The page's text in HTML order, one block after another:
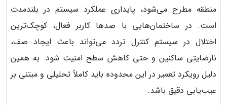
منطقه مطرح می‌شود، پایداری عملکرد سیستم در بلندمدت
است. در ساختمان‌هایی با صدها کاربر فعال، کوچک‌ترین
اختلال در سیستم کنترل تردد می‌تواند باعث ایجاد صف،
نارضایتی ساکنین و حتی کاهش سطح امنیت شود. به همین
دلیل رویکرد تعمیر در این محدوده باید کاملاً تحلیلی و مبتنی بر
عیب‌یابی دقیق باشد.